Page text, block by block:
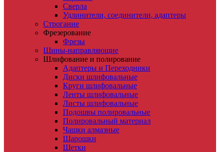
Сверла
Удлинители, соединители, адаптеры
Строгание
Фрезерование
Фрезы
Шины-направляющие
Шлифование и полирование
Адаптеры и Переходники
Диски шлифовальные
Круги шлифовальные
Ленты шлифовальные
Листы шлифовальные
Подошвы полировальные
Полировальный материал
Чашки алмазные
Шарошки
Щетки